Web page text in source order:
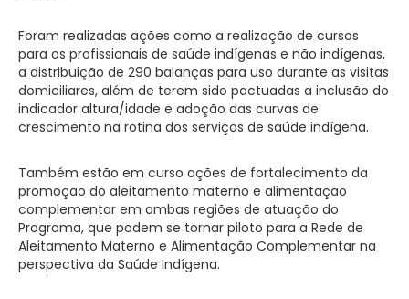
Foram realizadas ações como a realização de cursos
para os profissionais de saúde indígenas e não indígenas,
a distribuição de 290 balanças para uso durante as visitas
domiciliares, além de terem sido pactuadas a inclusão do
indicador altura/idade e adoção das curvas de
crescimento na rotina dos serviços de saúde indígena.
Também estão em curso ações de fortalecimento da
promoção do aleitamento materno e alimentação
complementar em ambas regiões de atuação do
Programa, que podem se tornar piloto para a Rede de
Aleitamento Materno e Alimentação Complementar na
perspectiva da Saúde Indígena.